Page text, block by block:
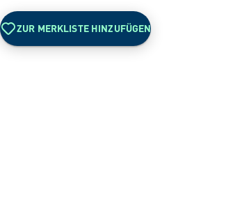
ZUR MERKLISTE HINZUFÜGEN